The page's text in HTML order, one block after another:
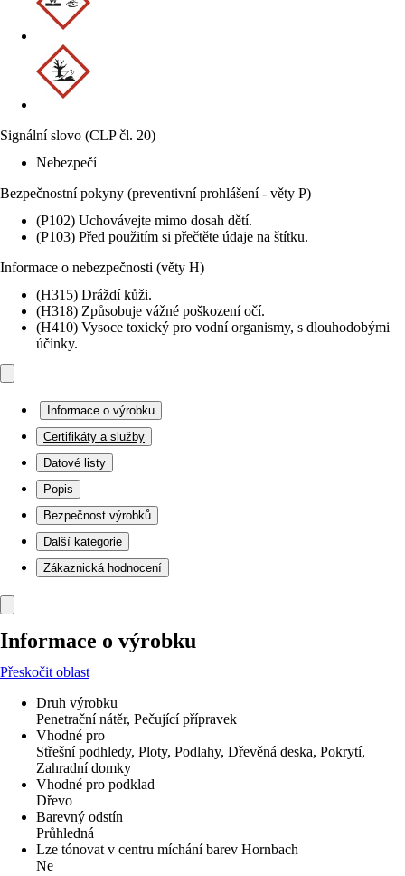
Signální slovo (CLP čl. 20)
Nebezpečí
Bezpečnostní pokyny (preventivní prohlášení - věty P)
(P102) Uchovávejte mimo dosah dětí.
(P103) Před použitím si přečtěte údaje na štítku.
Informace o nebezpečnosti (věty H)
(H315) Dráždí kůži.
(H318) Způsobuje vážné poškození očí.
(H410) Vysoce toxický pro vodní organismy, s dlouhodobými
účinky.
Informace o výrobku
Certifikáty a služby
Datové listy
Popis
Bezpečnost výrobků
Další kategorie
Zákaznická hodnocení
Informace o výrobku
Přeskočit oblast
Druh výrobku
Penetrační nátěr, Pečující přípravek
Vhodné pro
Střešní podhledy, Ploty, Podlahy, Dřevěná deska, Pokrytí,
Zahradní domky
Vhodné pro podklad
Dřevo
Barevný odstín
Průhledná
Lze tónovat v centru míchání barev Hornbach
Ne